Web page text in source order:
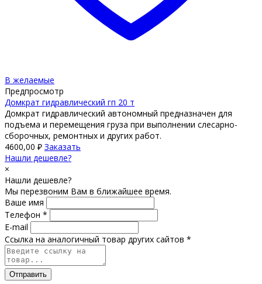
В желаемые
Предпросмотр
Домкрат гидравлический гп 20 т
Домкрат гидравлический автономный предназначен для
подъема и перемещения груза при выполнении слесарно-
сборочных, ремонтных и других работ.
4600,00 ₽ Заказать
Нашли дешевле?
×
Нашли дешевле?
Мы перезвоним Вам в ближайшее время.
Ваше имя
Телефон *
E-mail
Ссылка на аналогичный товар других сайтов *
Отправить